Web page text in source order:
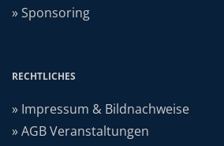
» Sponsoring
RECHTLICHES
» Impressum & Bildnachweise
» AGB Veranstaltungen